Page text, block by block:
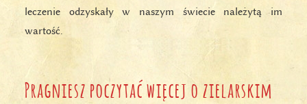
leczenie odzyskały w naszym świecie należytą im
wartość.
Pragniesz poczytać więcej o zielarskim